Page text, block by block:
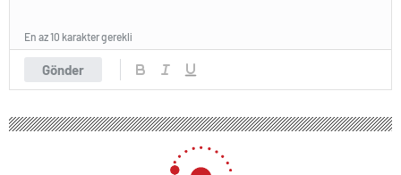
Gönder
En az 10 karakter gerekli